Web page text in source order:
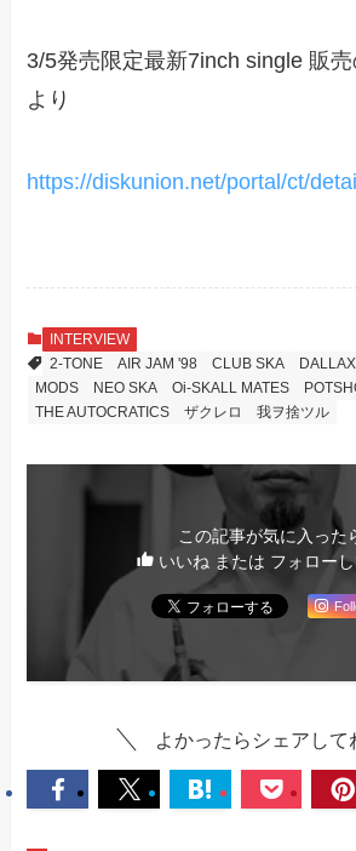
3/5発売限定最新7inch single 販
より
https://diskunion.net/portal/ct/
INTERVIEW
2-TONE
AIR JAM '98 CLUB SKA DALLAX
MODS
NEO SKA Oi-SKALL MATES
THE AUTOCRATICS
ザクレロ 我ヲ捨ツル
この記事が気に入った
いいね または フォローし
よかったらシェアして